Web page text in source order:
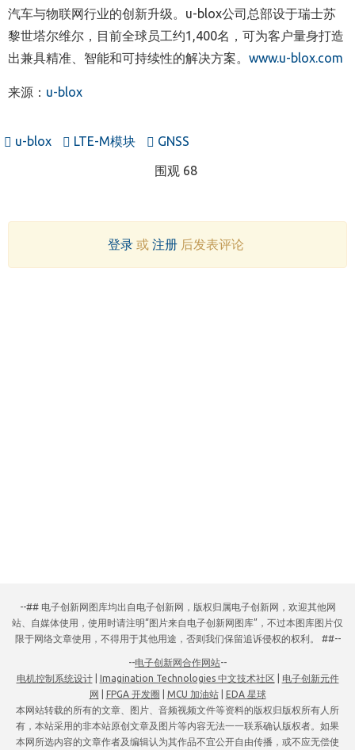
汽车与物联网行业的创新升级。u-blox公司总部设于瑞士苏
黎世塔尔维尔，目前全球员工约1,400名，可为客户量身打造
出兼具精准、智能和可持续性的解决方案。 www.u-blox.com
来源： u-blox
u-blox LTE-M模块 GNSS
围观 68
登录或 注册后发表评论
--## 电子创新网图库均出自电子创新网，版权归属电子创新网，欢迎其他网
站、自媒体使用，使用时请注明“图片来自电子创新网图库”，不过本图库图片仅
限于网络文章使用，不得用于其他用途，否则我们保留追诉侵权的权利。 ##--
--电子创新网合作网站--
电机控制系统设计| Imagination Technologies 中文技术社区
电子创新元件
网
FPGA 开发圈 MCU 加油站|
EDA 星球
本网站转载的所有的文章、图片、音频视频文件等资料的版权归版权所有人所
有，本站采用的非本站原创文章及图片等内容无法一一联系确认版权者。如果
本网所选内容的文章作者及编辑认为其作品不宜公开自由传播，或不应无偿使